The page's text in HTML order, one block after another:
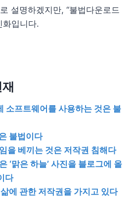
설명하겠지만, “불법다운로드
화입니다.
소프트웨어를 사용하는 것은 불
불법이다
을 베끼는 것은 저작권 침해다
‘맑은 하늘’ 사진을 블로그에 올
다
에 관한 저작권을 가지고 있다